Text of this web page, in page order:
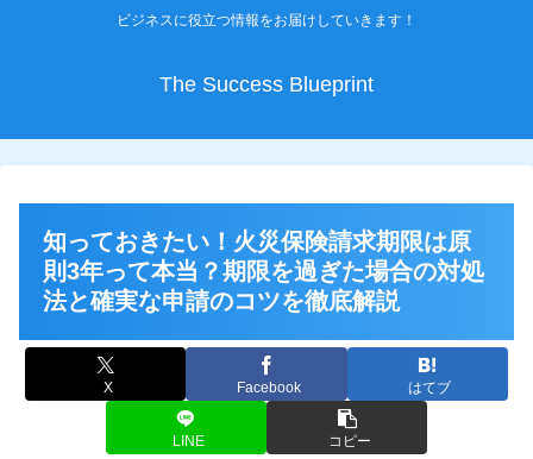
ビジネスに役立つ情報をお届けしていきます！
The Success Blueprint
知っておきたい！火災保険請求期限は原
則3年って本当？期限を過ぎた場合の対処
法と確実な申請のコツを徹底解説
X Facebook はてブ
LINE コピー